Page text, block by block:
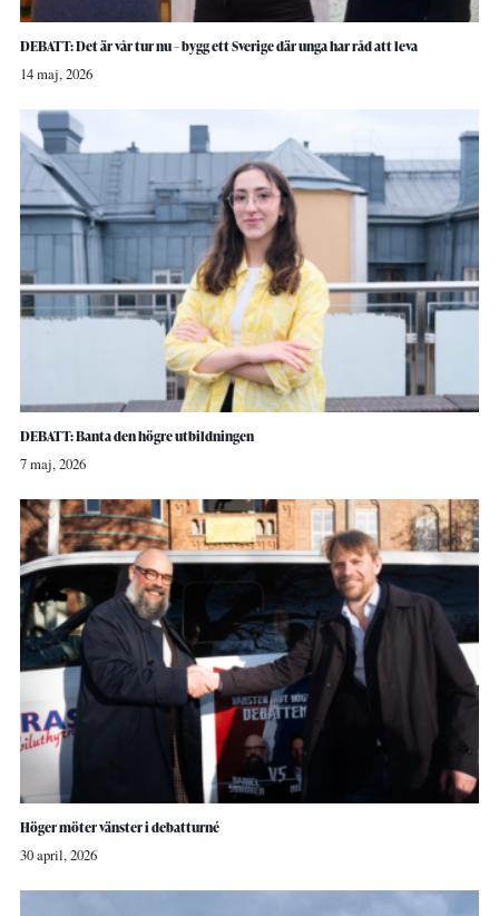
DEBATT: Det är vår tur nu – bygg ett Sverige där unga har råd att leva
14 maj, 2026
DEBATT: Banta den högre utbildningen
7 maj, 2026
Höger möter vänster i debatturné
30 april, 2026